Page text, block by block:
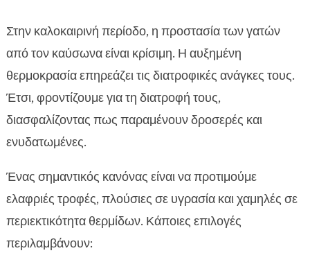
Στην καλοκαιρινή περίοδο, η προστασία των γατών
από τον καύσωνα είναι κρίσιμη. Η αυξημένη
θερμοκρασία επηρεάζει τις διατροφικές ανάγκες τους.
Έτσι, φροντίζουμε για τη διατροφή τους,
διασφαλίζοντας πως παραμένουν δροσερές και
ενυδατωμένες.
Ένας σημαντικός κανόνας είναι να προτιμούμε
ελαφριές τροφές, πλούσιες σε υγρασία και χαμηλές σε
περιεκτικότητα θερμίδων. Κάποιες επιλογές
περιλαμβάνουν: